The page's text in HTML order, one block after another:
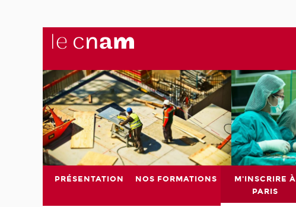
PRÉSENTATION NOS FORMATIONS
M'INSCRIRE À
PARIS